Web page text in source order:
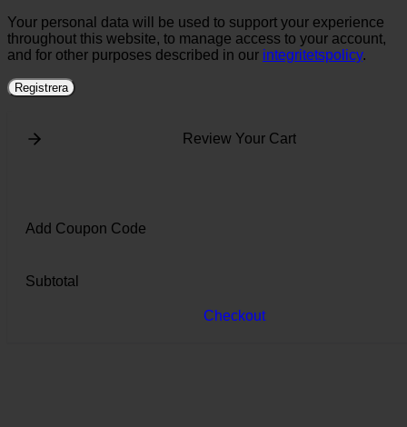
Your personal data will be used to support your experience
throughout this website, to manage access to your account,
and for other purposes described in our integritetspolicy.
Registrera
Review Your Cart
Add Coupon Code
Subtotal
Checkout